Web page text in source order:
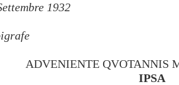
1932
ADVENIENTE QVOTANNIS
IPSA